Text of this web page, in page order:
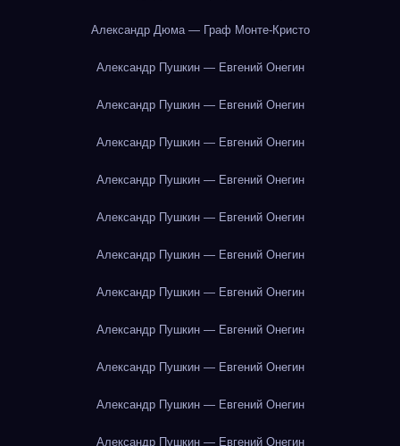
Александр Дюма — Граф Монте-Кристо
Александр Пушкин — Евгений Онегин
Александр Пушкин — Евгений Онегин
Александр Пушкин — Евгений Онегин
Александр Пушкин — Евгений Онегин
Александр Пушкин — Евгений Онегин
Александр Пушкин — Евгений Онегин
Александр Пушкин — Евгений Онегин
Александр Пушкин — Евгений Онегин
Александр Пушкин — Евгений Онегин
Александр Пушкин — Евгений Онегин
Александр Пушкин — Евгений Онегин